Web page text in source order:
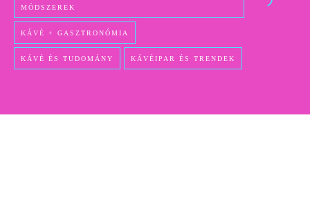
MÓDSZEREK
KÁVÉ + GASZTRONÓMIA
KÁVÉ ÉS TUDOMÁNY KÁVÉIPAR ÉS TRENDEK